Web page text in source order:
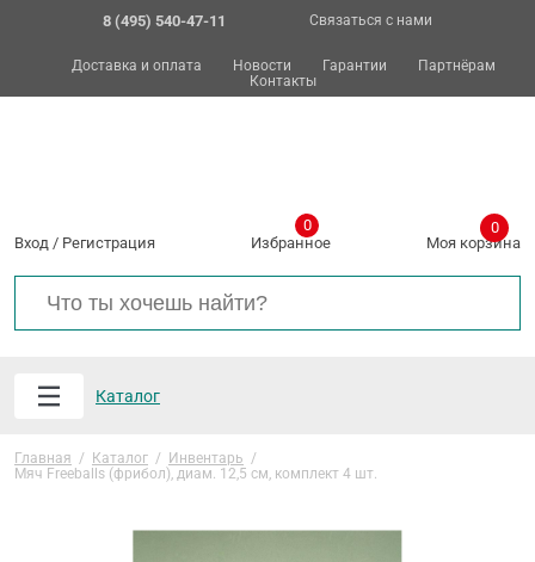
8 (495) 540-47-11 Связаться с нами
Доставка и оплата Новости Гарантии
Партнёрам
Контакты
Вход / Регистрация Избранное
0
Моя корзина
0
Каталог
Главная / Каталог / Инвентарь /
Мяч Freeballs (фрибол), диам. 12,5 см, комплект 4 шт.